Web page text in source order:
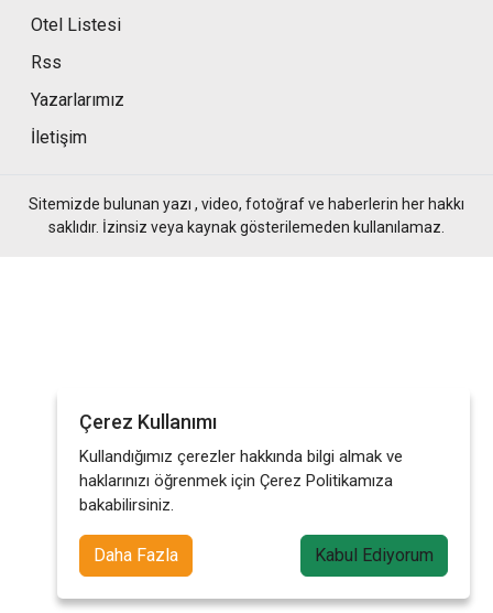
Otel Listesi
Rss
Yazarlarımız
İletişim
Sitemizde bulunan yazı , video, fotoğraf ve haberlerin her hakkı
saklıdır. İzinsiz veya kaynak gösterilemeden kullanılamaz.
Çerez Kullanımı
Kullandığımız çerezler hakkında bilgi almak ve
haklarınızı öğrenmek için Çerez Politikamıza
bakabilirsiniz.
Daha Fazla Kabul Ediyorum